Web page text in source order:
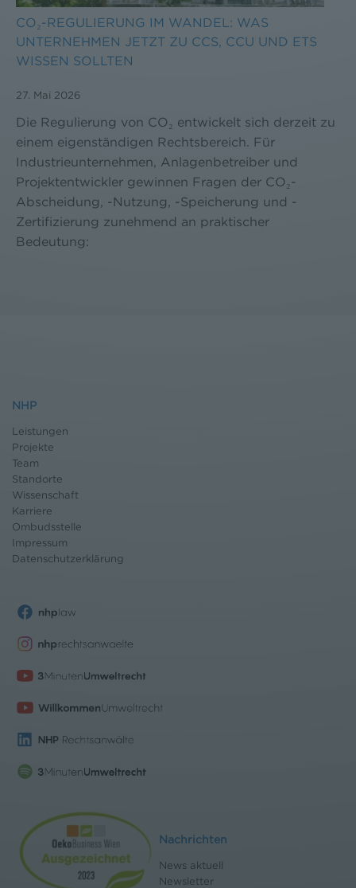
CO₂-REGULIERUNG IM WANDEL: WAS
UNTERNEHMEN JETZT ZU CCS, CCU UND ETS
WISSEN SOLLTEN
27. Mai 2026
Die Regulierung von CO₂ entwickelt sich derzeit zu
einem eigenständigen Rechtsbereich. Für
Industrieunternehmen, Anlagenbetreiber und
Projektentwickler gewinnen Fragen der CO₂-
Abscheidung, -Nutzung, -Speicherung und -
Zertifizierung zunehmend an praktischer
Bedeutung:
NHP
Leistungen
Projekte
Team
Standorte
Wissenschaft
Karriere
Ombudsstelle
Impressum
Datenschutzerklärung
Nachrichten
News aktuell
Newsletter